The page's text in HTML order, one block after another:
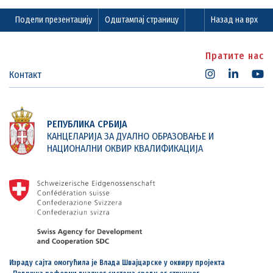
Подели презентацију Одштампај страницу Назад на врх
Контакт
Пратите нас
РЕПУБЛИКА СРБИЈА
КАНЦЕЛАРИЈА ЗА ДУАЛНО ОБРАЗОВАЊЕ И
НАЦИОНАЛНИ ОКВИР КВАЛИФИКАЦИЈА
Израду сајта омогућила је Влада Швајцарске у оквиру пројекта